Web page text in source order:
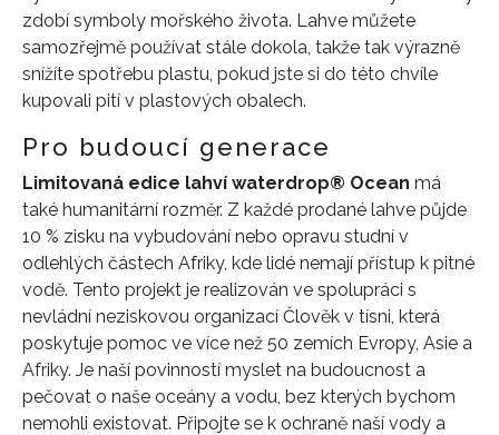
INFORMACE
REDAKCE
zdobí symboly mořského života. Lahve můžete
samozřejmě používat stále dokola, takže tak výrazně
snížíte spotřebu plastu, pokud jste si do této chvíle
kupovali pití v plastových obalech.
Pro budoucí generace
Limitovaná edice lahví waterdrop® Ocean má
také humanitární rozměr. Z každé prodané lahve půjde
10 % zisku na vybudování nebo opravu studní v
odlehlých částech Afriky, kde lidé nemají přístup k pitné
vodě. Tento projekt je realizován ve spolupráci s
nevládní neziskovou organizací Člověk v tísni, která
poskytuje pomoc ve více než 50 zemích Evropy, Asie a
Afriky. Je naší povinností myslet na budoucnost a
pečovat o naše oceány a vodu, bez kterých bychom
nemohli existovat. Připojte se k ochraně naší vody a